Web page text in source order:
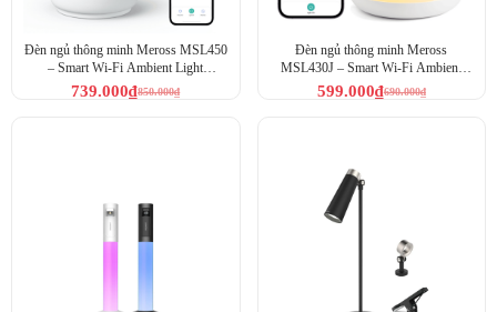
Đèn ngủ thông minh Meross MSL450
– Smart Wi-Fi Ambient Light
MSL450 (MSL450HK-EU)
850.000₫
739.000₫
Đèn ngủ thông minh Meross
MSL430J – Smart Wi-Fi Ambient
Light MSL430J (MSL430JHK-EU)
690.000₫
599.000₫